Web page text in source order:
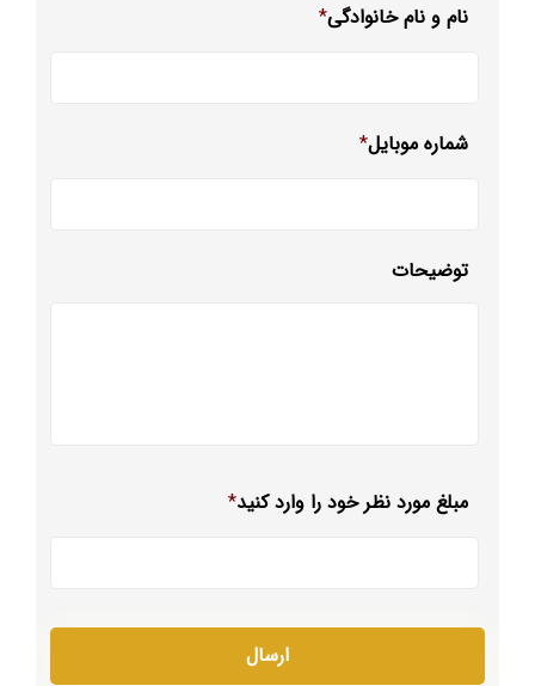
نام و نام خانوادگی*
شماره موبایل*
توضیحات
مبلغ مورد نظر خود را وارد کنید*